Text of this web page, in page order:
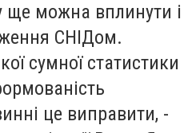
ще можна вплинути і
СНІДом.
сумної статистики
це виправити, -